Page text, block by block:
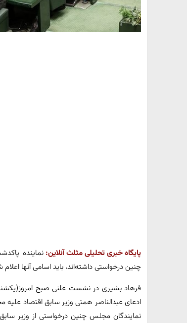
پایگاه خبری تحلیلی مثلث آنلاین: نماینده
چنین درخواستی داشته‌اند، باید اسامی آنها
ادعای عبدالناصر همتی وزیر سابق اقتصاد
نمایندگان مجلس چنین درخواستی از وزیر